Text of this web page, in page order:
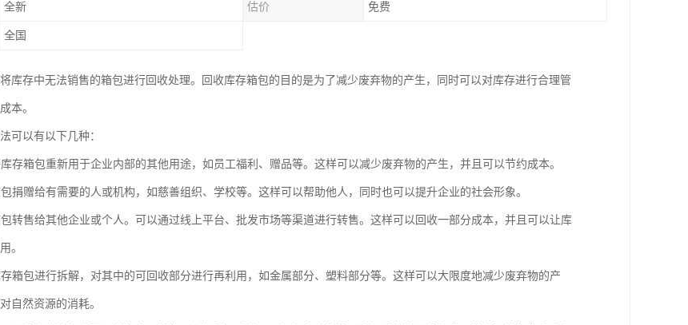
全新 估价 免费
全国
库存中无法销售的箱包进行回收处理。回收库存箱包的目的是为了减少废弃物的产生，同时可以对库存进行合理管
本。
可以有以下几种：
存箱包重新用于企业内部的其他用途，如员工福利、赠品等。这样可以减少废弃物的产生，并且可以节约成本。
捐赠给有需要的人或机构，如慈善组织、学校等。这样可以帮助他人，同时也可以提升企业的社会形象。
转售给其他企业或个人。可以通过线上平台、批发市场等渠道进行转售。这样可以回收一部分成本，并且可以让库
。
箱包进行拆解，对其中的可回收部分进行再利用，如金属部分、塑料部分等。这样可以大限度地减少废弃物的产
自然资源的消耗。